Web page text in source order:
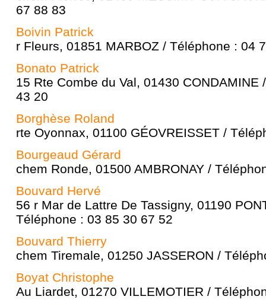
67 88 83
Boivin Patrick
r Fleurs, 01851 MARBOZ / Téléphone : 04
Bonato Patrick
15 Rte Combe du Val, 01430 CONDAMINE
43 20
Borghèse Roland
rte Oyonnax, 01100 GÉOVREISSET /
Bourgeaud Gérard
chem Ronde, 01500 AMBRONAY /
Bouvard Hervé
56 r Mar de Lattre De Tassigny, 01190
Téléphone : 03 85 30 67 52
Bouvard Thierry
chem Tiremale, 01250 JASSERON /
Boyat Christophe
Au Liardet, 01270 VILLEMOTIER /